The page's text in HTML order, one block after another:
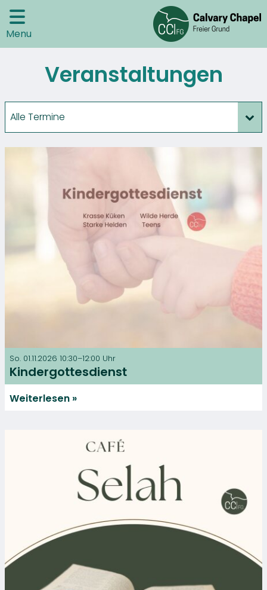
Menu
Veranstaltungen
Alle Termine
So. 01.11.2026 10:30–12:00 Uhr
Kindergottesdienst
Weiterlesen